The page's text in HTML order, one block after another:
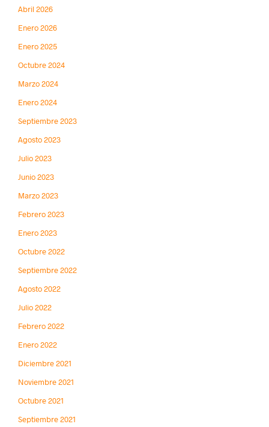
Abril 2026
Enero 2026
Enero 2025
Octubre 2024
Marzo 2024
Enero 2024
Septiembre 2023
Agosto 2023
Julio 2023
Junio 2023
Marzo 2023
Febrero 2023
Enero 2023
Octubre 2022
Septiembre 2022
Agosto 2022
Julio 2022
Febrero 2022
Enero 2022
Diciembre 2021
Noviembre 2021
Octubre 2021
Septiembre 2021